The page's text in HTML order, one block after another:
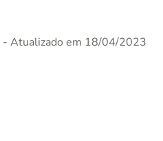
- Atualizado em 18/04/2023